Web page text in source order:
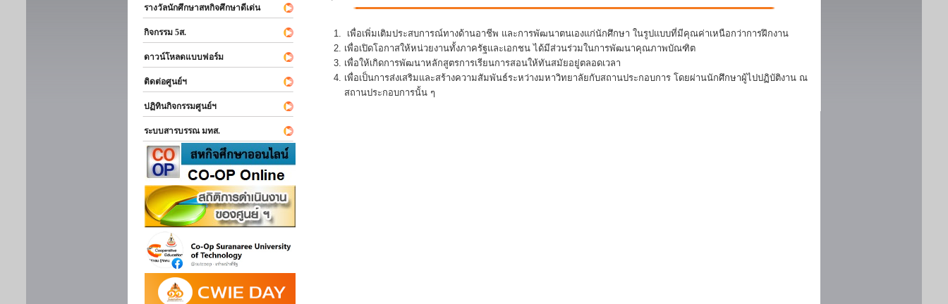
รางวัลนักศึกษาสหกิจศึกษาดีเด่น
กิจกรรม 5ส.
ดาวน์โหลดแบบฟอร์ม
ติดต่อศูนย์ฯ
ปฏิทินกิจกรรมศูนย์ฯ
ระบบสารบรรณ มทส.
เพื่อเพิ่มเติมประสบการณ์ทางด้านอาชีพ และการพัฒนาตนเองแก่นักศึกษา ในรูปแบบที่มีคุณค่าเหนือกว่าการฝึกงาน
เพื่อเปิดโอกาสให้หน่วยงานทั้งภาครัฐและเอกชน ได้มีส่วนร่วมในการพัฒนาคุณภาพบัณฑิต
เพื่อให้เกิดการพัฒนาหลักสูตรการเรียนการสอนให้ทันสมัยอยู่ตลอดเวลา
เพื่อเป็นการส่งเสริมและสร้างความสัมพันธ์ระหว่างมหาวิทยาลัยกับสถานประกอบการ โดยผ่านนักศึกษาผู้ไปปฏิบัติงาน ณ
สถานประกอบการนั้น ๆ